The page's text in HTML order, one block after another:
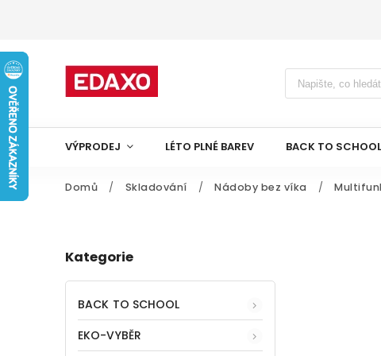
VÝPRODEJ LÉTO PLNÉ BAREV BACK TO
Domů / Skladování / Nádoby bez víka /
Kategorie
BACK TO SCHOOL
EKO-VYBĚR